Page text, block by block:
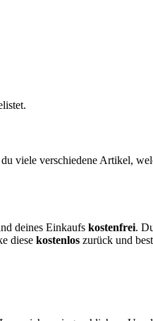
viele verschiedene Artikel,
deines Einkaufs kostenfrei.
diese kostenlos zurück und